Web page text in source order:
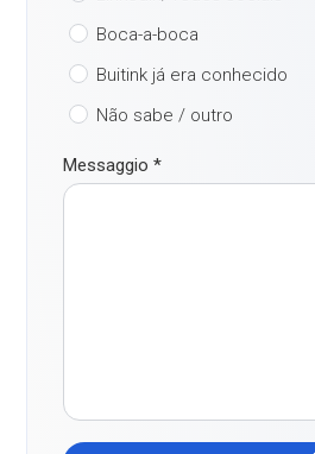
Boca-a-boca
Buitink já era conhecido
Não sabe / outro
Messaggio*